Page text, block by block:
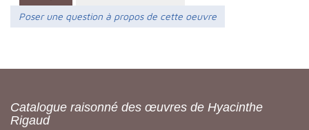
Poser une question à propos de cette oeuvre
Catalogue raisonné des œuvres de Hyacinthe
Rigaud